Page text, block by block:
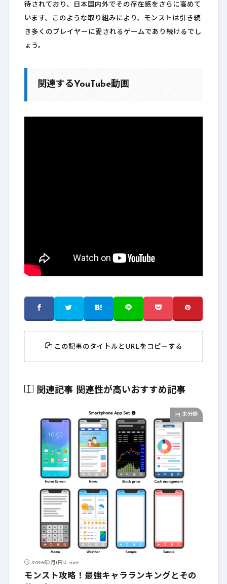
待されており、日本国内外でその存在感をさらに高めて
います。このような取り組みにより、モンストは引き続
き多くのプレイヤーに愛されるゲームであり続けるでし
ょう。
関連するYouTube動画
この記事のタイトルとURLをコピーする
関連記事 関連性が高いおすすめ記事
未分類
2026年1月1日13 view
モンスト攻略！最強キャラランキングとその